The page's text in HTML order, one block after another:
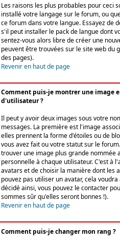
Les raisons les plus probables pour ceci
installé votre langage sur le forum, ou
ce forum dans votre langue. Essayez
s'il peut installer le pack de langue dont
sentez-vous alors libre de créer une
peuvent être trouvées sur le site web du
des pages).
Revenir en haut de page
Comment puis-je montrer une image
d'utilisateur ?
Il peut y avoir deux images sous votre
messages. La première est l'image
elles prennent la forme d'étoiles ou de
vous avez fait ou votre statut sur le
trouver une image plus grande nommée
personnelle à chaque utilisateur. C'est à
avatars et de choisir la manière dont les
pouvez pas utiliser un avatar, cela
décidé ainsi, vous pouvez le contacter
sommes sûr qu'elles seront bonnes !).
Revenir en haut de page
Comment puis-je changer mon rang ?